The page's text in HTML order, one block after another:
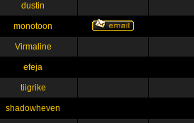
dustin
monotoon
Virmaline
efeja
tiigrike
shadowheven